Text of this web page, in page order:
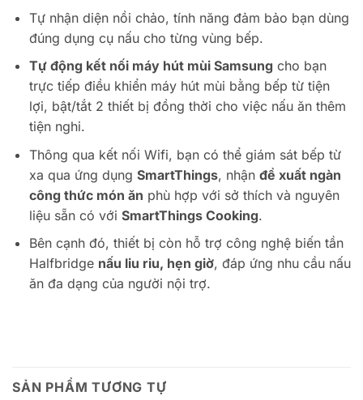
Tự nhận diện nồi chảo, tính năng đảm bảo bạn dùng
đúng dụng cụ nấu cho từng vùng bếp.
Tự động kết nối máy hút mùi Samsung cho bạn
trực tiếp điều khiển máy hút mùi bằng bếp từ tiện
lợi, bật/tắt 2 thiết bị đồng thời cho việc nấu ăn thêm
tiện nghi.
Thông qua kết nối Wifi, bạn có thể giám sát bếp từ
xa qua ứng dụng SmartThings, nhận đề xuất ngàn
công thức món ăn phù hợp với sở thích và nguyên
liệu sẵn có với SmartThings Cooking.
Bên cạnh đó, thiết bị còn hỗ trợ công nghệ biến tần
Halfbridge nấu liu riu, hẹn giờ, đáp ứng nhu cầu nấu
ăn đa dạng của người nội trợ.
SẢN PHẨM TƯƠNG TỰ